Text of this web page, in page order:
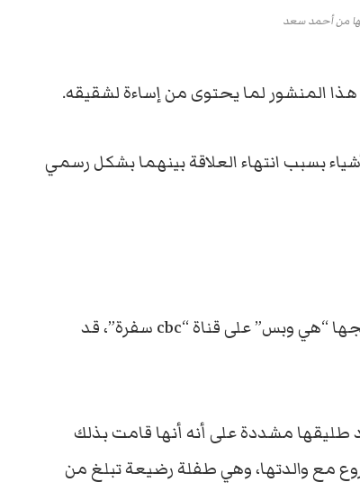
من أحمد سعد
المنشور لما يحتوى من إساءة لشقيقه.
بسبب انتهاء العلاقة بينهما بشكل رسمي
خلال برنامجها “هي وبس” على قناة “cbc سفرة”، قد
طليقها مشددة على أنه أنها قامت بذلك
مع والدتها، وهي طفلة رضيعة تبلغ من